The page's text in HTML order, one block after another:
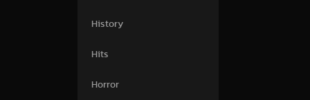
History
Hits
Horror